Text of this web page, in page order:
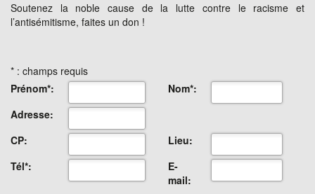
Soutenez la noble cause de la lutte contre le racisme et
l’antisémitisme, faites un don !
* : champs requis
Prénom*:
Nom*:
Adresse:
CP:
Lieu:
Tél*:
E-
mail: